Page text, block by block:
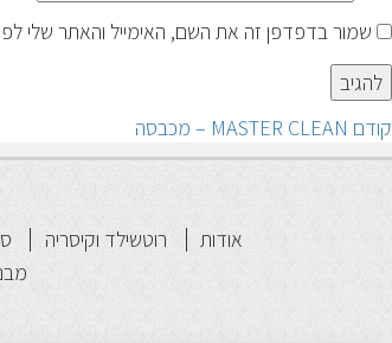
שמור בדפדפן זה את השם, האימייל והאתר שלי
ניווט
קודם הפוסט
הקודם:
MASTER CLEAN – מכבסה
אודות רוטשילד וקיסריה